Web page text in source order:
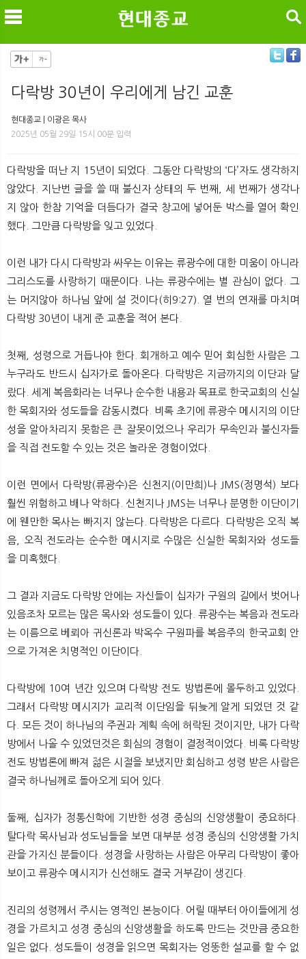
뉴
검색
다락방 30년이 우리에게 남긴 교훈
현대종교 | 이광은 목사
2025년 05월 29일 15시 00분 입력
다락방을 떠난 지 15년이 되었다. 그동안 다락방의 ‘다’자도 생각하지
않았다. 지난번 글을 쓸 때 불신자 상태의 두 번째, 세 번째가 생각나
지 않아 한참 기억을 더듬다가 결국 창고에 넣어둔 박스를 열어 확인
했다. 그만큼 다락방을 잊고 있었다.
이런 내가 다시 다락방과 싸우는 이유는 류광수에 대한 미움이 아니라
그리스도를 사랑하기 때문이다. 나는 류광수에는 별 관심이 없다. 그
는 머지않아 하나님 앞에 설 것이다(히9:27). 열 번의 연재를 마치며
다락방 30년이 내게 준 교훈을 적어 본다.
첫째, 성령으로 거듭나야 한다. 회개하고 예수 믿어 회심한 사람은 그
누구라도 반드시 십자가로 돌아온다. 다락방은 지금까지의 이단과 달
랐다. 세계 복음화라는 너무나 순수한 내용과 목표로 한국교회의 신실
한 목회자와 성도들을 감동시켰다. 비록 초기에 류광수 메시지의 이단
성을 알아차리지 못함은 큰 잘못이었으나 우리가 무속인과 불신자들
을 직접 전도할 수 있는 것은 놀라운 경험이었다.
이런 면에서 다락방(류광수)은 신천지(이만희)나 JMS(정명석) 보다
훨씬 위험하고 배나 악하다. 신천지나 JMS는 너무나 분명한 이단이기
에 웬만한 목사는 빠지지 않는다. 다락방은 다르다. 다락방은 오직 복
음, 오직 전도라는 순수한 메시지로 수많은 신실한 목회자와 성도들
을 미혹했다.
그 결과 지금도 다락방 안에는 자신들이 십자가 구원의 길에서 벗어나
있음조차 모르는 많은 목사와 성도들이 있다. 류광수는 복음과 전도라
는 이름으로 베뢰아 귀신론과 박옥수 구원파를 복음주의 한국교회 안
으로 가져온 치명적인 이단이다.
다락방에 10여 년간 있으며 다락방 전도 방법론에 몰두하고 있었다.
그래서 다락방 메시지가 교리적 이단임을 뒤늦게 알게 되었던 것 같
다. 모든 것이 하나님의 주권과 계획 속에 허락된 것이지만, 내가 다락
방에서 나올 수 있었던것은 회심의 경험이 결정적이었다. 비록 다락방
전도 방법론에 빠져 젊은 시절을 보냈지만 회심하고 성령 받은 사람은
결국 하나님께로 돌아오게 되어 있다.
둘째, 십자가 정통신학에 기반한 성경 중심의 신앙생활이 중요하다.
탈다락 목사님과 성도님들을 보면 대부분 성경 중심의 신앙생활 가치
관을 가지신 분들이다. 성경을 사랑하는 사람은 아무리 다락방이 좋아
보이고 류광수 메시지가 신선해도 결국 거부감이 생긴다.
진리의 성령께서 주시는 영적인 본능이다. 어릴 때부터 아이들에게 성
경을 가르치고 성경 중심의 신앙생활을 하도록 만드는 것만큼 중요한
일은 없다. 성도들이 성경을 읽으면 목회자는 엉뚱한 설교를 할 수 없